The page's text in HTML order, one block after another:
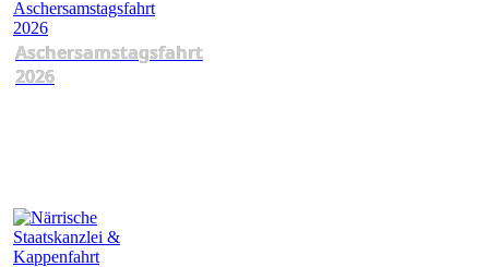
Aschersamstagsfahrt
2026